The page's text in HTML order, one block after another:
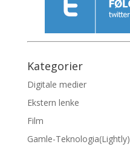
Kategorier
Digitale medier
Ekstern lenke
Film
Gamle-Teknologia(Lightly)